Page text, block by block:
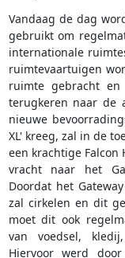
Vandaag de dag
gebruikt om
internationale
ruimtevaartuigen
ruimte gebracht
terugkeren naar de
nieuwe
XL' kreeg, zal in de
een krachtige Falcon
vracht naar het
Doordat het
zal cirkelen en dit
moet dit ook
van voedsel,
Hiervoor werd